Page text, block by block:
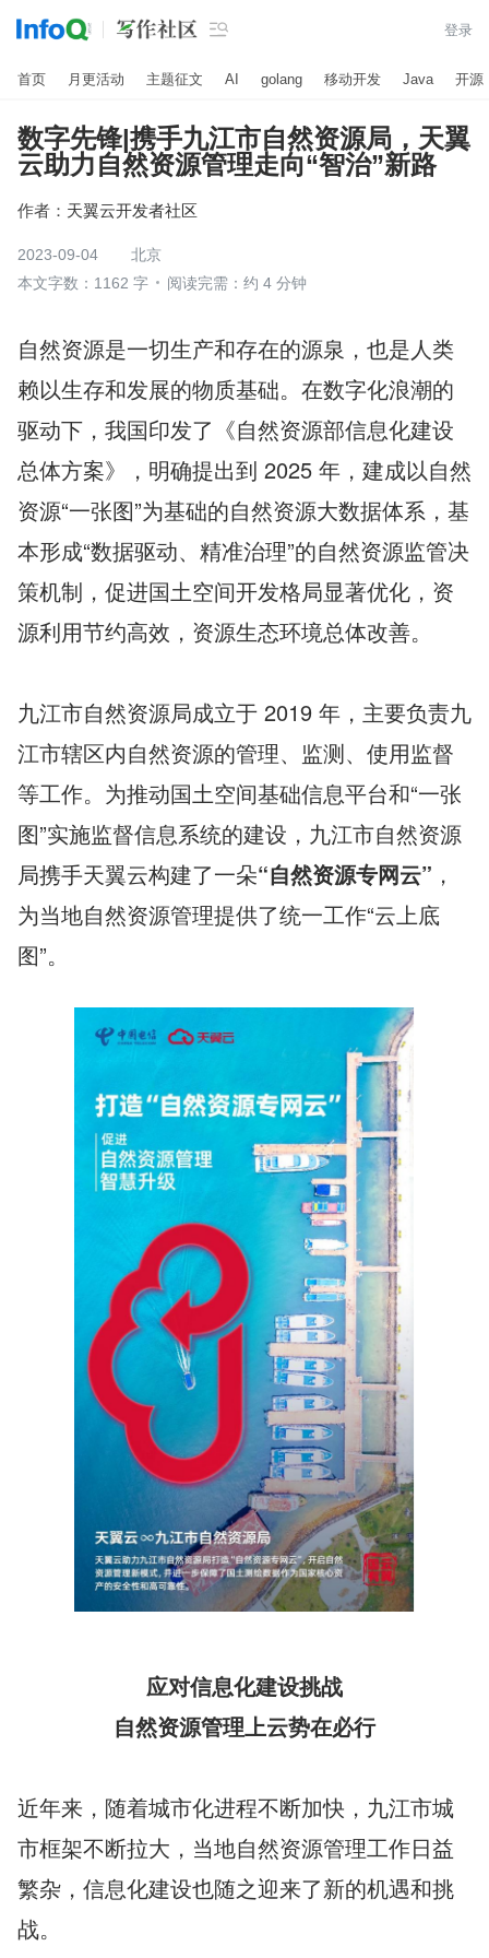
 登录
首页 月更活动 主题征文 AI golang 移动开发 Java 开源
数字先锋|携手九江市自然资源局，天翼
云助力自然资源管理走向“智治”新路
作者： 天翼云开发者社区
2023-09-04
北京
本文字数：1162 字
阅读完需：约 4 分钟
自然资源是一切生产和存在的源泉，也是人类
赖以生存和发展的物质基础。在数字化浪潮的
驱动下，我国印发了《自然资源部信息化建设
总体方案》，明确提出到 2025 年，建成以自然
资源“一张图”为基础的自然资源大数据体系，基
本形成“数据驱动、精准治理”的自然资源监管决
策机制，促进国土空间开发格局显著优化，资
源利用节约高效，资源生态环境总体改善。
九江市自然资源局成立于 2019 年，主要负责九
江市辖区内自然资源的管理、监测、使用监督
等工作。为推动国土空间基础信息平台和“一张
图”实施监督信息系统的建设，九江市自然资源
局携手天翼云构建了一朵“自然资源专网云” ，
为当地自然资源管理提供了统一工作“云上底
图”。
应对信息化建设挑战
自然资源管理上云势在必行
近年来，随着城市化进程不断加快，九江市城
市框架不断拉大，当地自然资源管理工作日益
繁杂，信息化建设也随之迎来了新的机遇和挑
战。